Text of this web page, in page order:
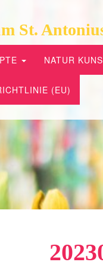
St.
NATUR
(EU)